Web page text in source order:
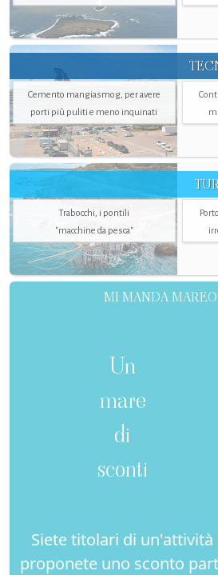
Cemento mangiasmog, per avere
porti più puliti e meno inquinati
Trabocchi, i pontili
"macchine da pesca"
MI MANDA
Un
mare
di
sconti
Siete titolari di un'attività
proponete uno sconto